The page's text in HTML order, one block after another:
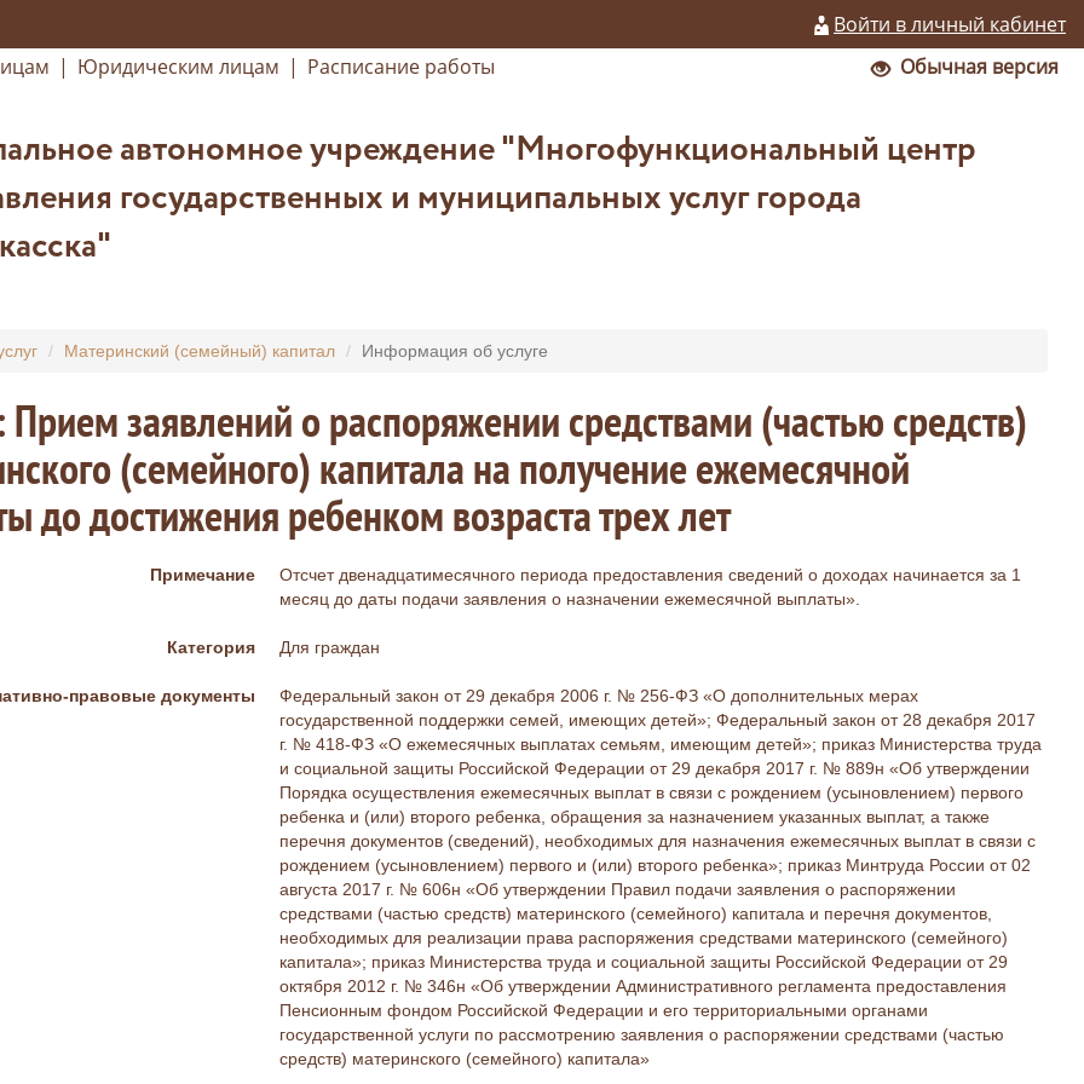
Войти в личный кабинет
| Юридическим лицам | Расписание работы Обычная версия
автономное учреждение "Многофункциональный центр
государственных и муниципальных услуг города
Материнский (семейный) капитал Информация об услуге
Прием заявлений о распоряжении средствами (частью средств)
(семейного) капитала на получение ежемесячной
до достижения ребенком возраста трех лет
Примечание
Отсчет двенадцатимесячного периода предоставления сведений о доходах начинается за 1
месяц до даты подачи заявления о назначении ежемесячной выплаты».
Категория Для граждан
правовые документы
Федеральный закон от 29 декабря 2006 г. № 256-ФЗ «О дополнительных мерах
государственной поддержки семей, имеющих детей»; Федеральный закон от 28 декабря 2017
г. № 418-ФЗ «О ежемесячных выплатах семьям, имеющим детей»; приказ Министерства труда
и социальной защиты Российской Федерации от 29 декабря 2017 г. № 889н «Об утверждении
Порядка осуществления ежемесячных выплат в связи с рождением (усыновлением) первого
ребенка и (или) второго ребенка, обращения за назначением указанных выплат, а также
перечня документов (сведений), необходимых для назначения ежемесячных выплат в связи с
рождением (усыновлением) первого и (или) второго ребенка»; приказ Минтруда России от 02
августа 2017 г. № 606н «Об утверждении Правил подачи заявления о распоряжении
средствами (частью средств) материнского (семейного) капитала и перечня документов,
необходимых для реализации права распоряжения средствами материнского (семейного)
капитала»; приказ Министерства труда и социальной защиты Российской Федерации от 29
октября 2012 г. № 346н «Об утверждении Административного регламента предоставления
Пенсионным фондом Российской Федерации и его территориальными органами
государственной услуги по рассмотрению заявления о распоряжении средствами (частью
средств) материнского (семейного) капитала»